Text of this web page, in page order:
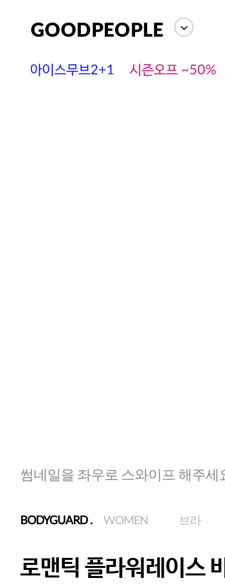
아이스무브2+1 시즌오프 ~50%
썸네일을 좌우로 스와이프 해주세
BODYGUARD. WOMEN 브라
로맨틱 플라워레이스